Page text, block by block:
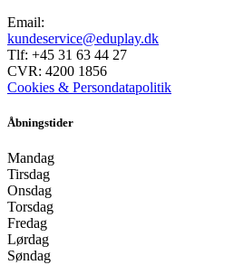
Email:
kundeservice@eduplay.dk
Tlf: +45 31 63 44 27
CVR: 4200 1856
Cookies & Persondatapolitik
Åbningstider
Mandag
Tirsdag
Onsdag
Torsdag
Fredag
Lørdag
Søndag